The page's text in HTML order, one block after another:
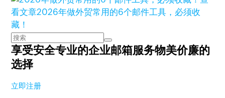
看文章2026年做外贸常用的6个邮件工具，必须收
藏！
享受安全专业的企业邮箱服务物美价廉的
选择
立即注册